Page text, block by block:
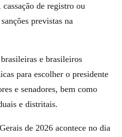
de registro ou
previstas na
e brasileiros
para escolher o presidente
e senadores, bem como
e distritais.
de 2026 acontece no dia